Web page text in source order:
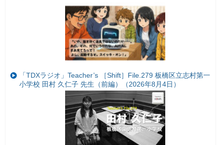
「TDXラジオ」Teacher’s ［Shift］File.279 板橋区立志村第一
小学校 田村 久仁子 先生（前編）（2026年8月4日）